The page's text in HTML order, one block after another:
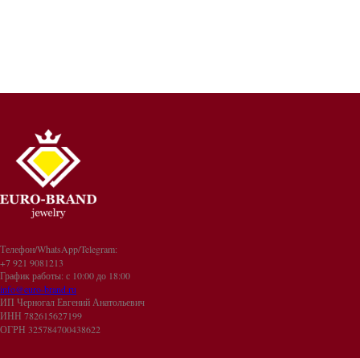
Телефон/WhatsApp/Telegram:
+7 921 9081213
График работы: с 10:00 до 18:00
info@euro-brand.ru
ИП Черногал Евгений Анатольевич
ИНН 782615627199
ОГРН 325784700438622